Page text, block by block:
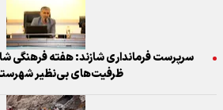
سرپرست فرمانداری شازند: هفته فرهنگی
ظرفیت‌های بی‌نظیر